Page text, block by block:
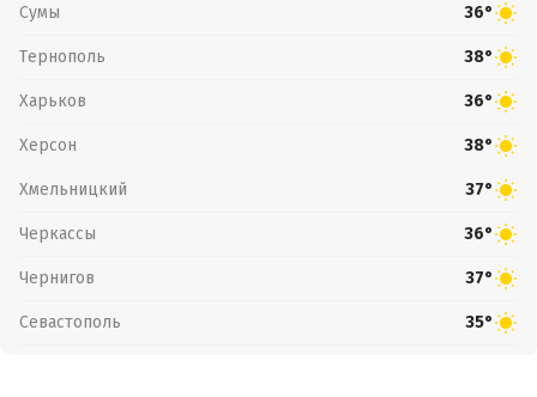
Сумы 36°
Тернополь 38°
Харьков 36°
Херсон 38°
Хмельницкий 37°
Черкассы 36°
Чернигов 37°
Севастополь 35°